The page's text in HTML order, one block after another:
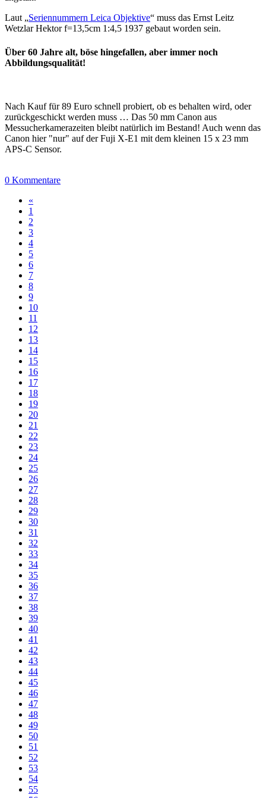
Laut „Seriennummern Leica Objektive“ muss das Ernst Leitz
Wetzlar Hektor f=13,5cm 1:4,5 1937 gebaut worden sein.
Über 60 Jahre alt, böse hingefallen, aber immer noch
Abbildungsqualität!
Nach Kauf für 89 Euro schnell probiert, ob es behalten wird, oder
zurückgeschickt werden muss … Das 50 mm Canon aus
Messucherkamerazeiten bleibt natürlich im Bestand! Auch wenn das
Canon hier "nur" auf der Fuji X-E1 mit dem kleinen 15 x 23 mm
APS-C Sensor.
0 Kommentare
«
1
2
3
4
5
6
7
8
9
10
11
12
13
14
15
16
17
18
19
20
21
22
23
24
25
26
27
28
29
30
31
32
33
34
35
36
37
38
39
40
41
42
43
44
45
46
47
48
49
50
51
52
53
54
55